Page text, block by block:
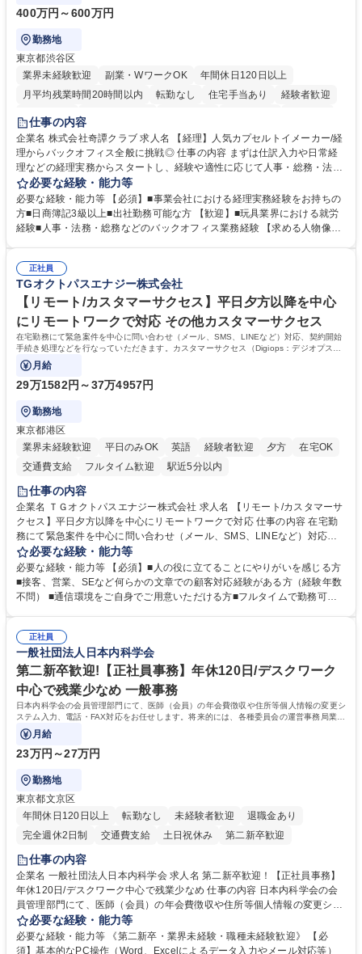
400万円～600万円
勤務地
東京都渋谷区
業界未経験歓迎
副業・WワークOK
年間休日120日以上
月平均残業時間20時間以内
転勤なし 住宅手当あり
経験者歓迎
退職金あり
仕事の内容
企業名 株式会社奇譚クラブ 求人名 【経理】人気カプセルトイメーカー/経
理からバックオフィス全般に挑戦◎ 仕事の内容 まずは仕訳入力や日常経
理などの経理実務からスタートし、経験や適性に応じて人事・総務・法務
など管理部門全般の業務にも携わっていただきます。少数精鋭の組織のた
め、管理部門責任者のもとで幅広い実務経験を 積みながら、バックオフィ
ス全般の知識・経験を身につけられるポジションです。 【業務詳細】 ■会
計ソフト（弥生会計）への仕訳入力■請求書の処理、経費精算 ■売掛金・
般へ携わっていただく予定です。 募集職種 【経理】人気カプセルトイメ
ーカー/経理からバックオフィス全般に挑戦◎
必要な経験・能力等
必要な経験・能力等 【必須】■事業会社における経理実務経験をお持ちの
方■日商簿記3級以上■出社勤務可能な方 【歓迎】■玩具業界における就労
経験■人事・法務・総務などのバックオフィス業務経験 【求める人物像】
・周囲の状況を見ながら、先回りして業務に取り組める方 ・少人数組織な
らではの変化を前向きに楽しめる方 学歴・資格 学歴：大学院 大学 高専 短
大 専修学校 高校 語学力： 資格：日商簿記検定3級 日商簿記検定2級
正社員
TGオクトパスエナジー株式会社
【リモート/カスタマーサクセス】平日夕方以降を中心
にリモートワークで対応 その他カスタマーサクセス
在宅勤務にて緊急案件を中心に問い合わせ（メール、SMS、LINEなど）対応、契約開始
手続き処理などを行なっていただきます。カスタマーサクセス（Digiops：デジオプス）
と運用構築の業務となります。
月給
29万1582円～37万4957円
勤務地
東京都港区
業界未経験歓迎
平日のみOK 英語 経験者歓迎 夕方
在宅OK
交通費支給
フルタイム歓迎 駅近5分以内
仕事の内容
企業名 ＴＧオクトパスエナジー株式会社 求人名 【リモート/カスタマーサ
クセス】平日夕方以降を中心にリモートワークで対応 仕事の内容 在宅勤
務にて緊急案件を中心に問い合わせ（メール、SMS、LINEなど）対応、
契約開始手続き処理などを行なっていただきます。カスタマーサクセス
（Digiops：デジオプス）と運用構築の業務となります。 ■お問い合わせ
対応業務全般（システム入力、契約手続き含む） ■デジタルコミュニケー
ションツール（メール、SMS、LINE等）を使用 ■お客様のニーズに応じた
添ってサービス提供できることが魅力 募集職種 【リモート/カスタマーサ
クセス】平日夕方以降を中心にリモートワークで対応
必要な経験・能力等
必要な経験・能力等 【必須】■人の役に立てることにやりがいを感じる方
■接客、営業、SEなど何らかの文章での顧客対応経験がある方（経験年数
不問） ■通信環境をご自身でご用意いただける方■フルタイムで勤務可能
境に貢献したい■改善提案や改善アクション等新しいことに意欲がある方
【英語（語学力）】■翻訳ツールを用い英語でコミュニケーションをとる
ことに抵抗がない方■英語は話せなくても問題はありませんが、英語が話
せますと、よりチャンスが広がります。※日本語がネイティブレベル必須
学歴・資格 学歴：大学院 大学 高専 短大 専修学校 高校 語学力： 資格：
正社員
一般社団法人日本内科学会
第二新卒歓迎!【正社員事務】年休120日/デスクワーク
中心で残業少なめ 一般事務
日本内科学会の会員管理部門にて、医師（会員）の年会費徴収や住所等個人情報の変更シ
ステム入力、電話・FAX対応をお任せします。将来的には、各種委員会の運営事務局業務
などにも幅広く携わっていただきます。
月給
23万円～27万円
勤務地
東京都文京区
年間休日120日以上
転勤なし 未経験者歓迎
退職金あり
完全週休2日制
交通費支給 土日祝休み 第二新卒歓迎
仕事の内容
企業名 一般社団法人日本内科学会 求人名 第二新卒歓迎！【正社員事務】
年休120日/デスクワーク中心で残業少なめ 仕事の内容 日本内科学会の会
員管理部門にて、医師（会員）の年会費徴収や住所等個人情報の変更シス
テム入力、電話・FAX対応をお任せします。将来的には、各種委員会の運
営事務局業務などにも幅広く携わっていただきます。 【会員管理・データ
入力業務】 ・医師（会員）の住所変更、個人情報のシステム登録・更新
必要な経験・能力等
必要な経験・能力等 《第二新卒・業界未経験・職種未経験歓迎》 【必
須】基本的なPC操作（Word、Excelによるデータ入力やメール対応等）